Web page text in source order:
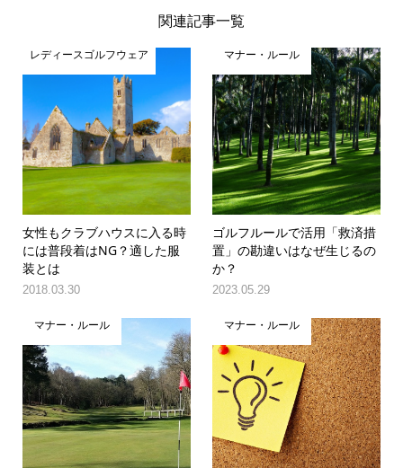
関連記事一覧
レディースゴルフウェア
女性もクラブハウスに入る時
には普段着はNG？適した服
装とは
2018.03.30
マナー・ルール
ゴルフルールで活用「救済措
置」の勘違いはなぜ生じるの
か？
2023.05.29
マナー・ルール マナー・ルール